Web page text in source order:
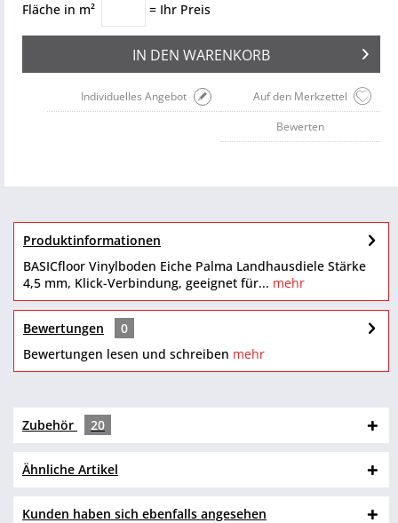
Fläche in m² = Ihr Preis
IN DEN WARENKORB
Auf den Merkzettel
Individuelles Angebot
Bewerten
Produktinformationen
BASICfloor Vinylboden Eiche Palma Landhausdiele Stärke
4,5 mm, Klick-Verbindung, geeignet für... mehr
Bewertungen
0
Bewertungen lesen und schreiben mehr
Zubehör 20
Ähnliche Artikel
Kunden haben sich ebenfalls angesehen